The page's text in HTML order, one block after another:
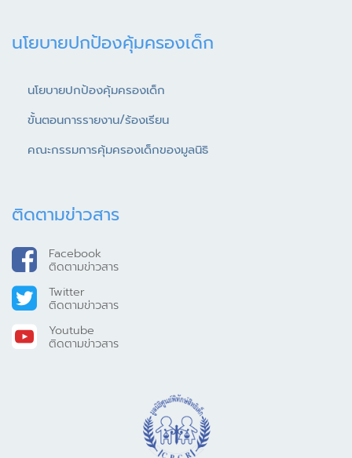
นโยบายปกป้องคุ้มครองเด็ก
นโยบายปกป้องคุ้มครองเด็ก
ขั้นตอนการรายงาน/ร้องเรียน
คณะกรรมการคุ้มครองเด็กของมูลนิธิ
ติดตามข่าวสาร
Facebook
ติดตามข่าวสาร
Twitter
ติดตามข่าวสาร
Youtube
ติดตามข่าวสาร